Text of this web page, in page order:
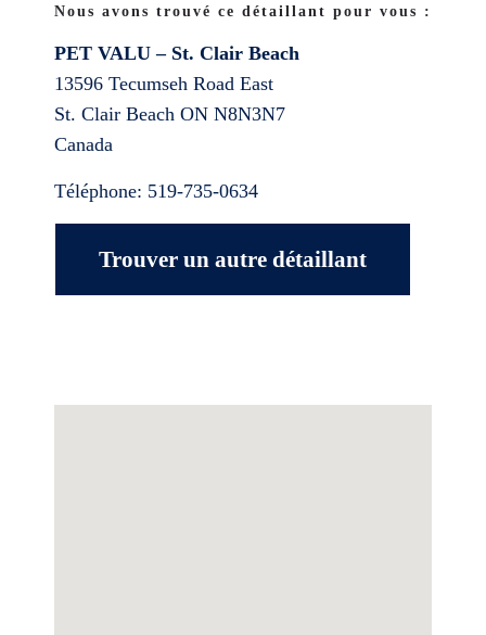
Nous avons trouvé ce détaillant pour vous :
PET VALU – St. Clair Beach
13596 Tecumseh Road East
St. Clair Beach ON N8N3N7
Canada
Téléphone: 519-735-0634
Trouver un autre détaillant